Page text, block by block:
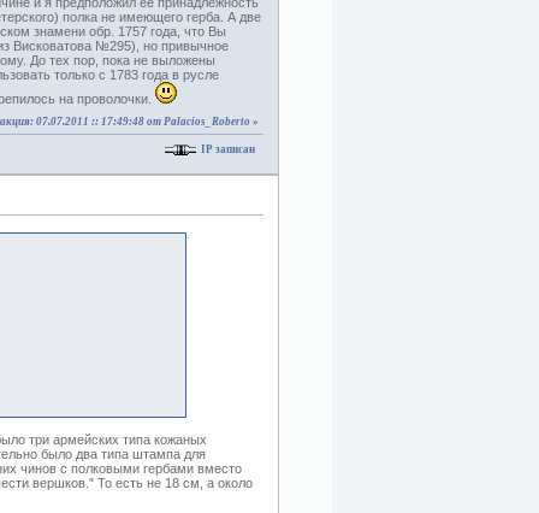
полка не имеющего герба. А две
знамени обр. 1757 года, что Вы
Висковатова №295), но привычное
До тех пор, пока не выложены
только с 1783 года в русле
на проволочки.
07.07.2011 :: 17:49:48 от Palacios_Roberto »
IP записан
три армейских типа кожаных
было два типа штампа для
чинов с полковыми гербами вместо
вершков." То есть не 18 см, а около